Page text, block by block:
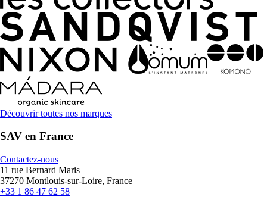
Découvrir toutes nos marques
SAV en France
Contactez-nous
11 rue Bernard Maris
37270 Montlouis-sur-Loire, France
+33 1 86 47 62 58